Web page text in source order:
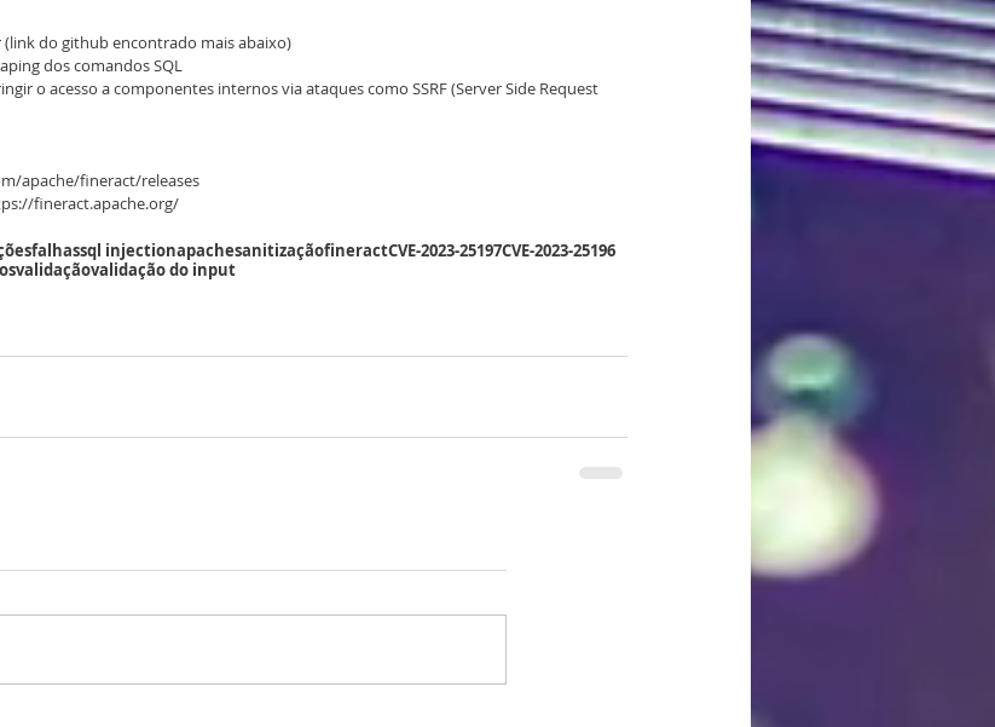
(link do github encontrado mais abaixo)
dos comandos SQL
o acesso a componentes internos via ataques como SSRF (Server Side Request
apache/fineract/releases
fineract.apache.org/
falhassql injectionapachesanitizaçãofineractCVE-2023-25197CVE-2023-25196
validaçãovalidação do input